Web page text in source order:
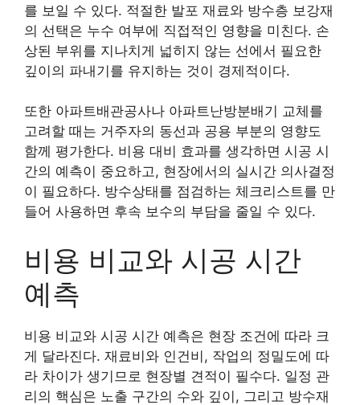
를 보일 수 있다. 적절한 발포 재료와 방수층 보강재
의 선택은 누수 여부에 직접적인 영향을 미친다. 손
상된 부위를 지나치게 넓히지 않는 선에서 필요한
깊이의 파내기를 유지하는 것이 경제적이다.
또한 아파트배관공사나 아파트난방분배기 교체를
고려할 때는 거주자의 동선과 공용 부분의 영향도
함께 평가한다. 비용 대비 효과를 생각하면 시공 시
간의 예측이 중요하고, 현장에서의 실시간 의사결정
이 필요하다. 방수상태를 점검하는 체크리스트를 만
들어 사용하면 후속 보수의 부담을 줄일 수 있다.
비용 비교와 시공 시간
예측
비용 비교와 시공 시간 예측은 현장 조건에 따라 크
게 달라진다. 재료비와 인건비, 작업의 정밀도에 따
라 차이가 생기므로 현장별 견적이 필수다. 일정 관
리의 핵심은 노출 구간의 수와 깊이, 그리고 방수재